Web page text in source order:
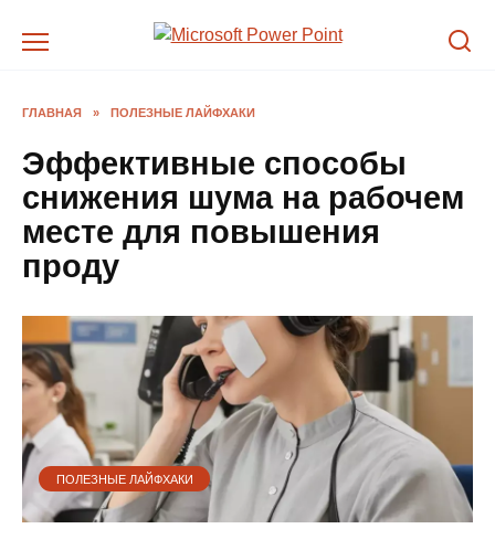
ГЛАВНАЯ » ПОЛЕЗНЫЕ ЛАЙФХАКИ
Эффективные способы
снижения шума на рабочем
месте для повышения
проду
ПОЛЕЗНЫЕ ЛАЙФХАКИ